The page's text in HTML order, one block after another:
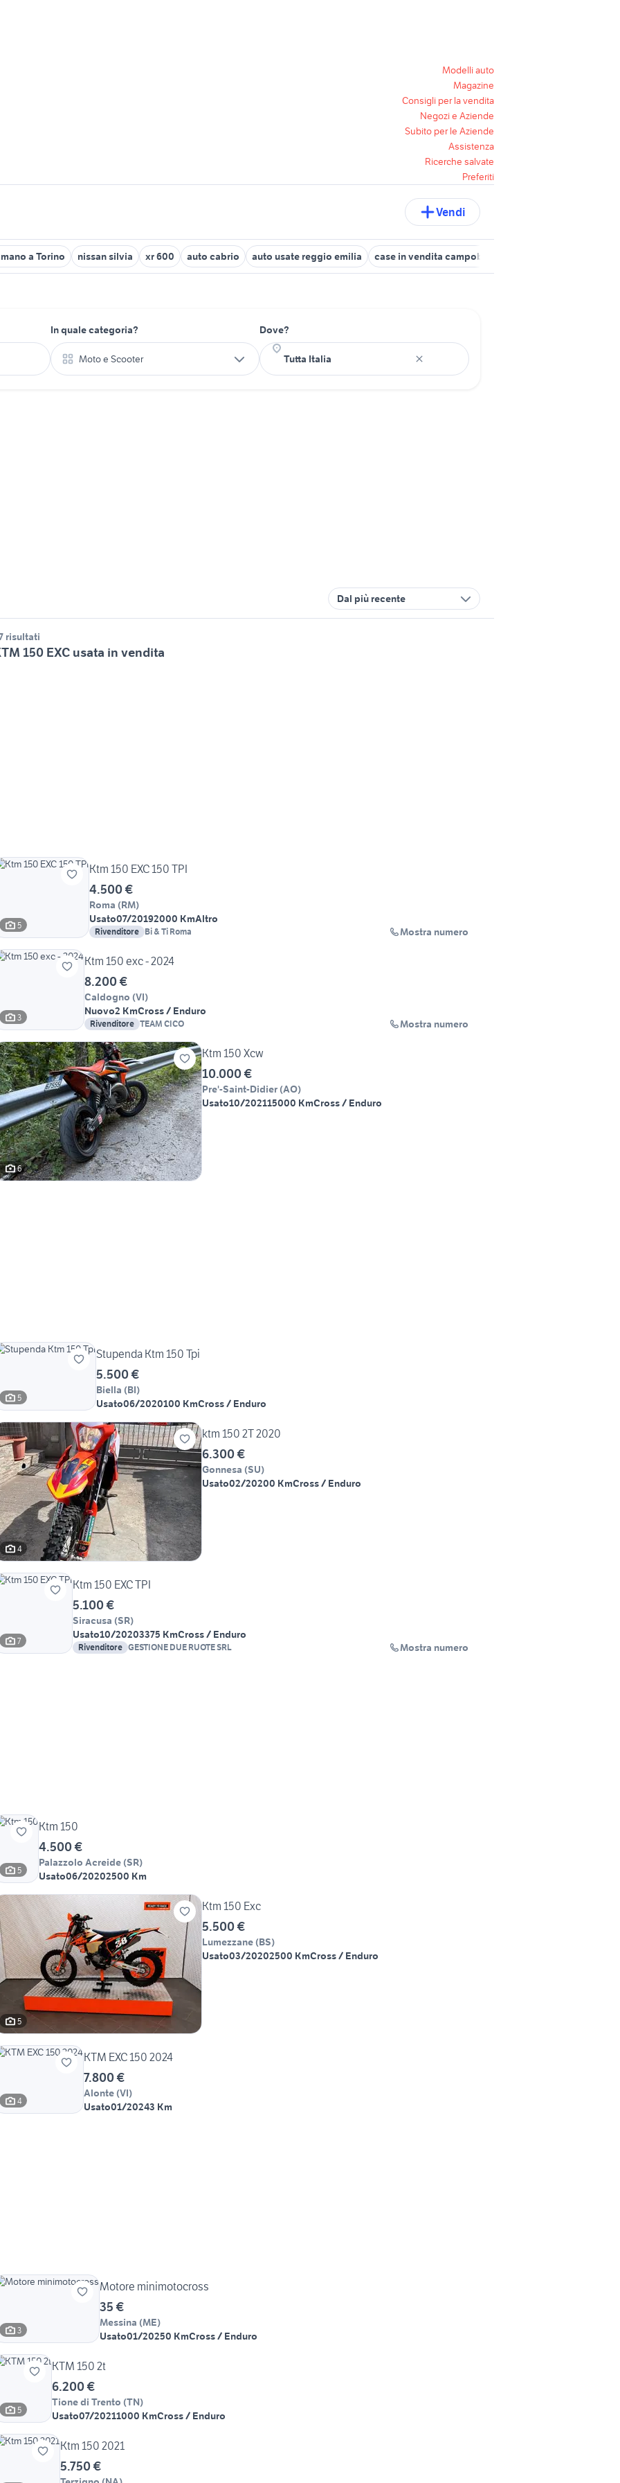
Modelli auto
Magazine
Consigli per la vendita
Negozi e Aziende
Subito per le Aziende
Assistenza
Ricerche salvate
Preferiti
Vendi
a Torino nissan silvia xr 600 auto cabrio auto usate reggio emilia case in vendita campobasso
In quale categoria?
Moto e Scooter
Dove?
Dal più recente
risultati
150 EXC usata in vendita
5
Ktm 150 EXC 150 TPI
4.500 €
Roma (RM)
Usato07/20192000 KmAltro
Rivenditore Bi & Ti Roma Mostra numero
3
Ktm 150 exc - 2024
8.200 €
Caldogno (VI)
Nuovo2 KmCross / Enduro
Rivenditore TEAM CICO Mostra numero
6
Ktm 150 Xcw
10.000 €
Pre'-Saint-Didier (AO)
Usato10/202115000 KmCross / Enduro
5
Stupenda Ktm 150 Tpi
5.500 €
Biella (BI)
Usato06/2020100 KmCross / Enduro
4
ktm 150 2T 2020
6.300 €
Gonnesa (SU)
Usato02/20200 KmCross / Enduro
7
Ktm 150 EXC TPI
5.100 €
Siracusa (SR)
Usato10/20203375 KmCross / Enduro
Rivenditore GESTIONE DUE RUOTE SRL Mostra numero
5
Ktm 150
4.500 €
Palazzolo Acreide (SR)
Usato06/20202500 Km
5
Ktm 150 Exc
5.500 €
Lumezzane (BS)
Usato03/20202500 KmCross / Enduro
4
KTM EXC 150 2024
7.800 €
Alonte (VI)
Usato01/20243 Km
3
Motore minimotocross
35 €
Messina (ME)
Usato01/20250 KmCross / Enduro
5
KTM 150 2t
6.200 €
Tione di Trento (TN)
Usato07/20211000 KmCross / Enduro
Ktm 150 2021
5.750 €